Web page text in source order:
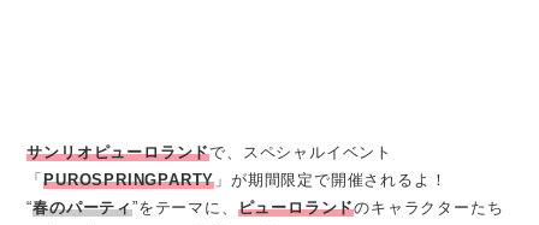
サンリオピューロランドで、スペシャルイベント
「PUROSPRINGPARTY 」が期間限定で開催されるよ！
“春のパーティ”をテーマに、 ピューロランドのキャラクターたち